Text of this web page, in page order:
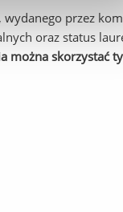
przez
oraz status
można skorzystać